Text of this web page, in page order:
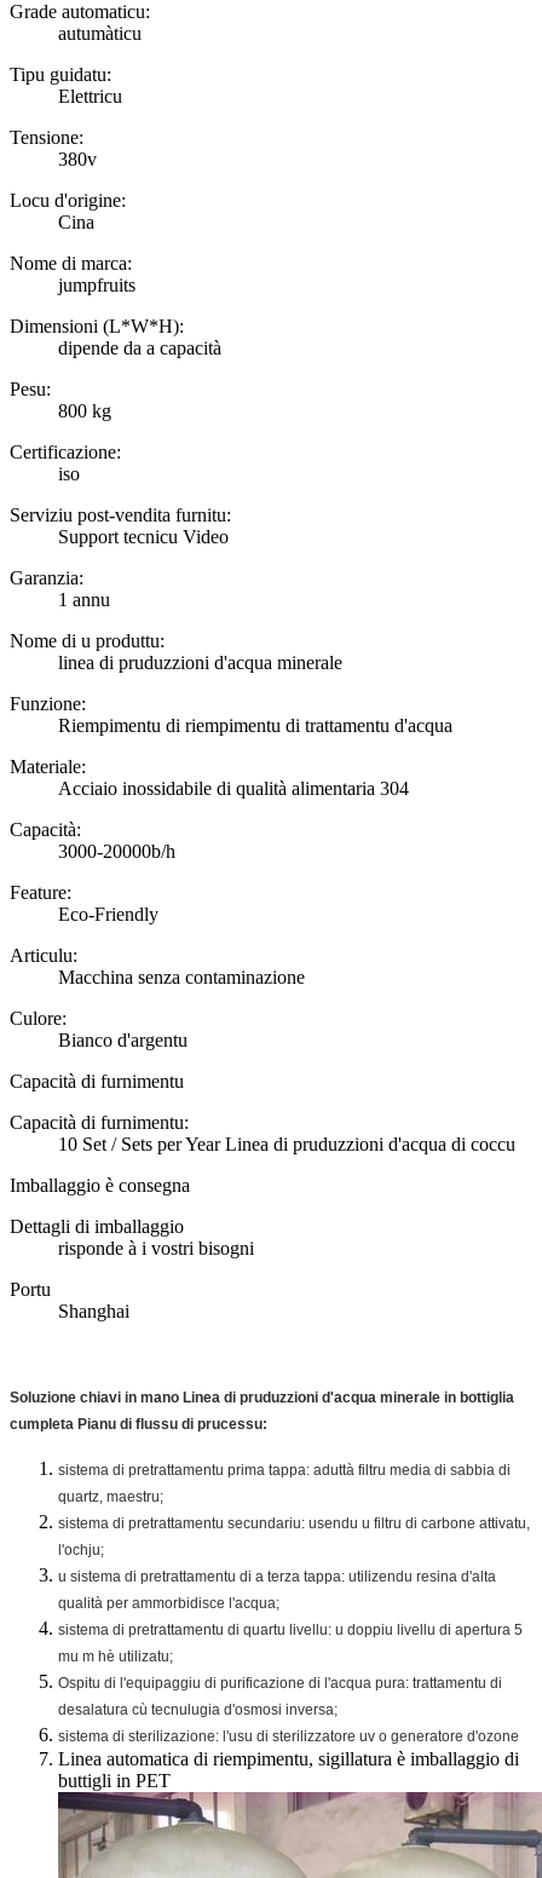
Grade automaticu:
autumàticu
Tipu guidatu:
Elettricu
Tensione:
380v
Locu d'origine:
Cina
Nome di marca:
jumpfruits
Dimensioni (L*W*H):
dipende da a capacità
Pesu:
800 kg
Certificazione:
iso
Serviziu post-vendita furnitu:
Support tecnicu Video
Garanzia:
1 annu
Nome di u produttu:
linea di pruduzzioni d'acqua minerale
Funzione:
Riempimentu di riempimentu di trattamentu d'acqua
Materiale:
Acciaio inossidabile di qualità alimentaria 304
Capacità:
3000-20000b/h
Feature:
Eco-Friendly
Articulu:
Macchina senza contaminazione
Culore:
Bianco d'argentu
Capacità di furnimentu
Capacità di furnimentu:
10 Set / Sets per Year Linea di pruduzzioni d'acqua di coccu
Imballaggio è consegna
Dettagli di imballaggio
risponde à i vostri bisogni
Portu
Shanghai
Soluzione chiavi in ​​mano Linea di pruduzzioni d'acqua minerale in bottiglia
cumpleta Pianu di flussu di prucessu:
sistema di pretrattamentu prima tappa: aduttà filtru media di sabbia di
quartz, maestru;
sistema di pretrattamentu secundariu: usendu u filtru di carbone attivatu,
l'ochju;
u sistema di pretrattamentu di a terza tappa: utilizendu resina d'alta
qualità per ammorbidisce l'acqua;
sistema di pretrattamentu di quartu livellu: u doppiu livellu di apertura 5
mu m hè utilizatu;
Ospitu di l'equipaggiu di purificazione di l'acqua pura: trattamentu di
desalatura cù tecnulugia d'osmosi inversa;
sistema di sterilizazione: l'usu di sterilizzatore uv o generatore d'ozone
Linea automatica di riempimentu, sigillatura è imballaggio di
buttigli in PET